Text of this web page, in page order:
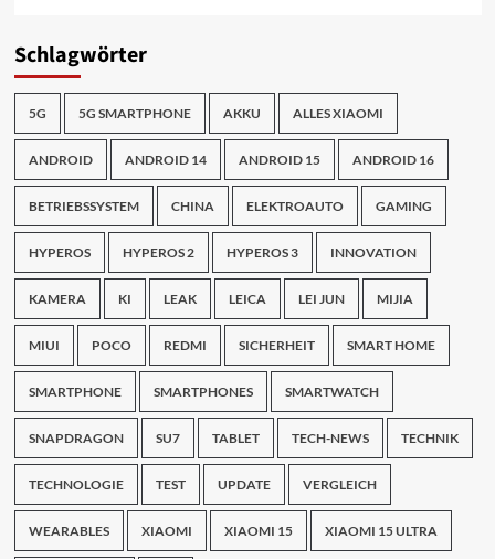
Schlagwörter
5G 5G SMARTPHONE AKKU ALLES XIAOMI
ANDROID ANDROID 14 ANDROID 15 ANDROID 16
BETRIEBSSYSTEM CHINA ELEKTROAUTO GAMING
HYPEROS HYPEROS 2 HYPEROS 3 INNOVATION
KAMERA KI LEAK LEICA LEI JUN MIJIA
MIUI POCO REDMI SICHERHEIT SMART HOME
SMARTPHONE SMARTPHONES SMARTWATCH
SNAPDRAGON SU7 TABLET TECH-NEWS TECHNIK
TECHNOLOGIE TEST UPDATE VERGLEICH
WEARABLES XIAOMI XIAOMI 15 XIAOMI 15 ULTRA